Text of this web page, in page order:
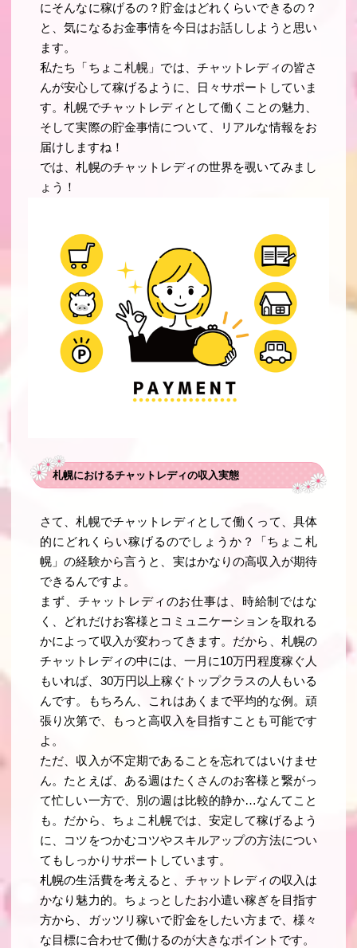
にそんなに稼げるの？貯金はどれくらいできるの？
と、気になるお金事情を今日はお話ししようと思い
ます。
私たち「ちょこ札幌」では、チャットレディの皆さ
んが安心して稼げるように、日々サポートしていま
す。札幌でチャットレディとして働くことの魅力、
そして実際の貯金事情について、リアルな情報をお
届けしますね！
では、札幌のチャットレディの世界を覗いてみまし
ょう！
札幌におけるチャットレディの収入実態
さて、札幌でチャットレディとして働くって、具体
的にどれくらい稼げるのでしょうか？「ちょこ札
幌」の経験から言うと、実はかなりの高収入が期待
できるんですよ。
まず、チャットレディのお仕事は、時給制ではな
く、どれだけお客様とコミュニケーションを取れる
かによって収入が変わってきます。だから、札幌の
チャットレディの中には、一月に10万円程度稼ぐ人
もいれば、30万円以上稼ぐトップクラスの人もいる
んです。もちろん、これはあくまで平均的な例。頑
張り次第で、もっと高収入を目指すことも可能です
よ。
ただ、収入が不定期であることを忘れてはいけませ
ん。たとえば、ある週はたくさんのお客様と繋がっ
て忙しい一方で、別の週は比較的静か…なんてこと
も。だから、ちょこ札幌では、安定して稼げるよう
に、コツをつかむコツやスキルアップの方法につい
てもしっかりサポートしています。
札幌の生活費を考えると、チャットレディの収入は
かなり魅力的。ちょっとしたお小遣い稼ぎを目指す
方から、ガッツリ稼いで貯金をしたい方まで、様々
な目標に合わせて働けるのが大きなポイントです。